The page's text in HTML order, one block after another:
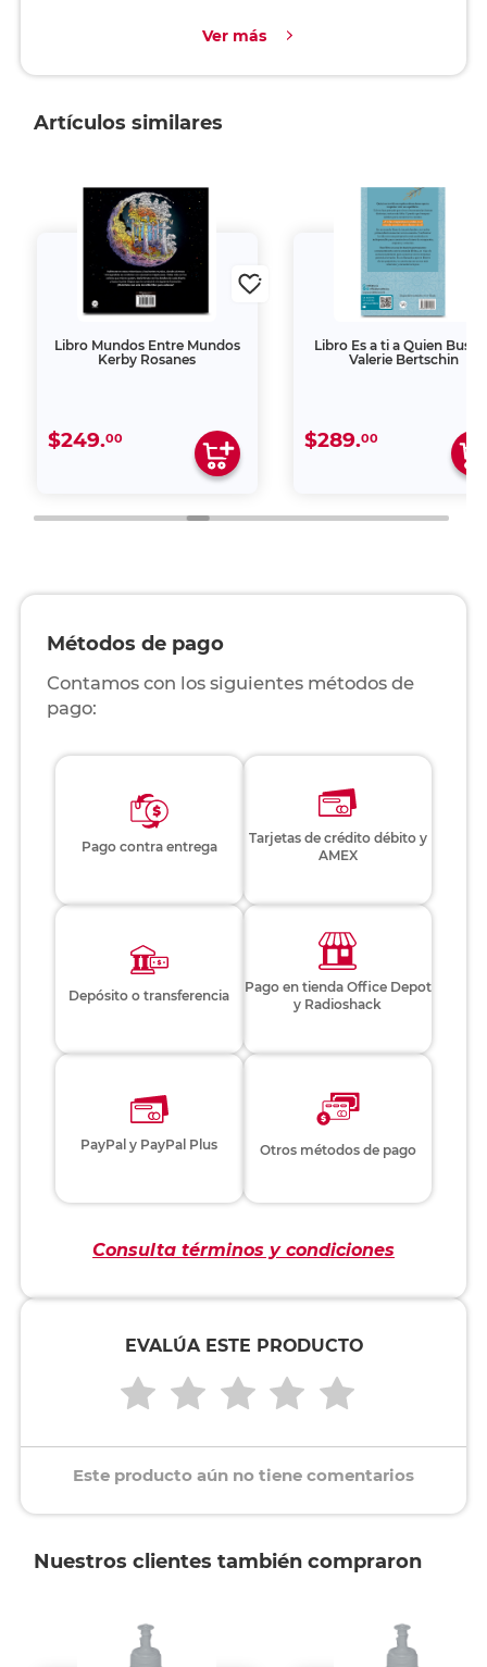
Ver más
Artículos similares
Libro Mundos Entre Mundos
Kerby Rosanes
$249.00
Libro Es a ti a Quien
Valerie Bertschin
$289.00
Métodos de pago
Contamos con los siguientes métodos de
pago:
Pago contra entrega
Tarjetas de crédito débito y
AMEX
Depósito o transferencia
Pago en tienda Office Depot
y Radioshack
PayPal y PayPal Plus Otros métodos de pago
Consulta términos y condiciones
EVALÚA ESTE PRODUCTO
Este producto aún no tiene comentarios
Nuestros clientes también compraron